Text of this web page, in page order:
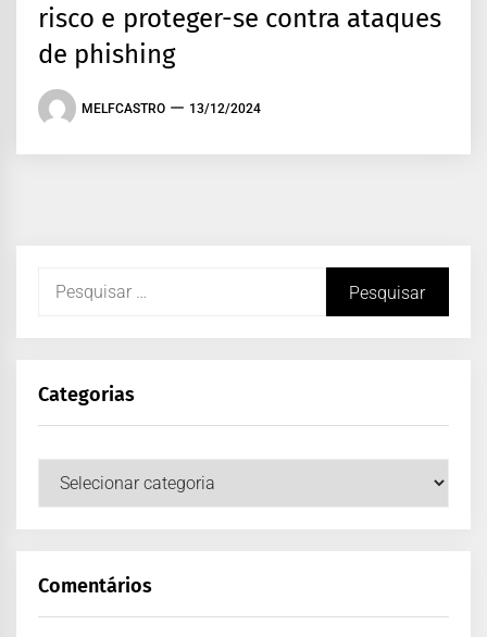
risco e proteger-se contra ataques
de phishing
MELFCASTRO 13/12/2024
Categorias
Comentários